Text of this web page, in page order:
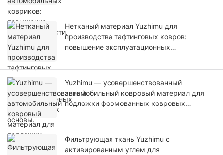
Нетканый материал Yuzhimu для
производства тафтинговых ковров:
повышение эксплуатационных
Yuzhimu — усовершенствованный
автомобильный ковровый материал для
подложки формованных ковровых
Фильтрующая ткань Yuzhimu с
активированным углем для